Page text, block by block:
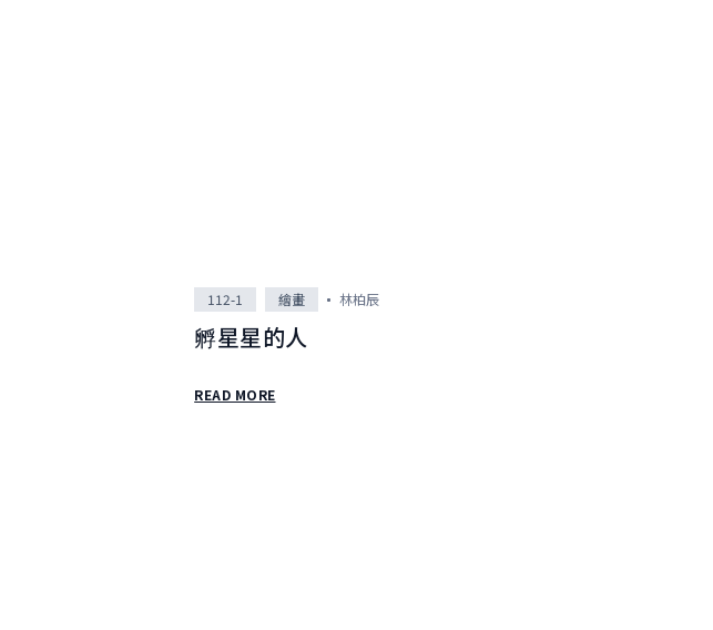
112-1 繪畫 林柏辰
孵星星的人
READ MORE